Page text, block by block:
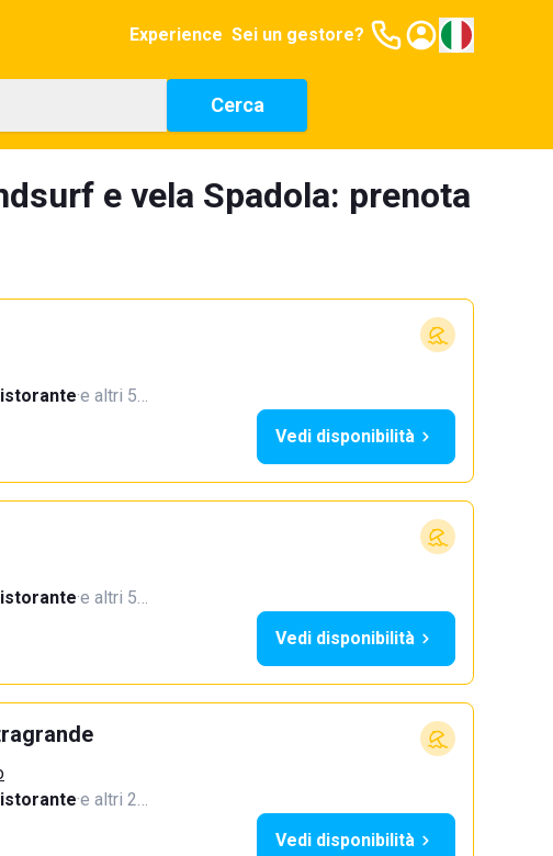
Experience Sei un gestore?
Cerca
e vela Spadola: prenota
·e altri 5…
Vedi disponibilità
·e altri 5…
Vedi disponibilità
·e altri 2…
Vedi disponibilità